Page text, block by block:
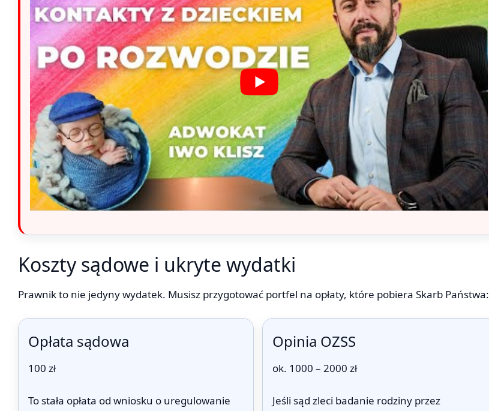
Koszty sądowe i ukryte wydatki
Prawnik to nie jedyny wydatek. Musisz przygotować portfel na opłaty, które pobiera Skarb Państwa:
Opłata sądowa
100 zł
To stała opłata od wniosku o uregulowanie
Opinia OZSS
ok. 1000 – 2000 zł
Jeśli sąd zleci badanie rodziny przez